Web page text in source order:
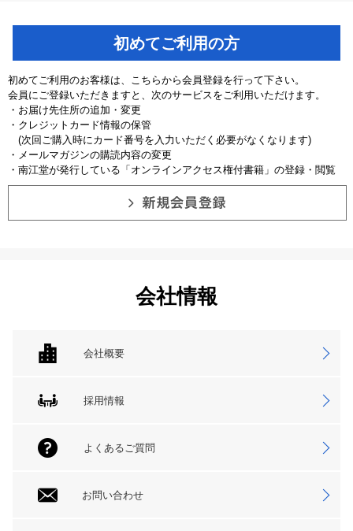
初めてご利用の方
初めてご利用のお客様は、こちらから会員登録を行って下さい。
会員にご登録いただきますと、次のサービスをご利用いただけます。
・お届け先住所の追加・変更
・クレジットカード情報の保管
(次回ご購入時にカード番号を入力いただく必要がなくなります)
・メールマガジンの購読内容の変更
・南江堂が発行している「オンラインアクセス権付書籍」の登録・閲覧
会社情報
会社概要
採用情報
よくあるご質問
お問い合わせ